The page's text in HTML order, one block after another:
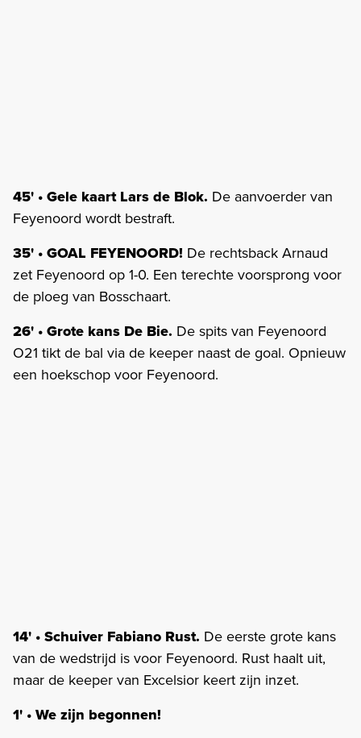
45' • Gele kaart Lars de Blok. De aanvoerder van
Feyenoord wordt bestraft.
35' • GOAL FEYENOORD! De rechtsback Arnaud
zet Feyenoord op 1-0. Een terechte voorsprong voor
de ploeg van Bosschaart.
26' • Grote kans De Bie. De spits van Feyenoord
O21 tikt de bal via de keeper naast de goal. Opnieuw
een hoekschop voor Feyenoord.
14' • Schuiver Fabiano Rust. De eerste grote kans
van de wedstrijd is voor Feyenoord. Rust haalt uit,
maar de keeper van Excelsior keert zijn inzet.
1' • We zijn begonnen!